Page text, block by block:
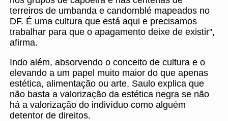
terreiros de umbanda e candomblé mapeados no
DF. É uma cultura que está aqui e precisamos
trabalhar para que o apagamento deixe de existir",
afirma.
Indo além, absorvendo o conceito de cultura e o
elevando a um papel muito maior do que apenas
estética, alimentação ou arte, Saulo explica que
não basta a valorização da estética negra se não
há a valorização do indivíduo como alguém
detentor de direitos.